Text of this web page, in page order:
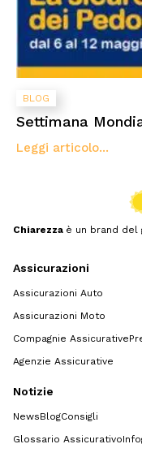
BLOG
Settimana
Leggi articolo...
Chiarezza è un brand del
Assicurazioni
Assicurazioni Auto
Assicurazioni Moto
Compagnie Assicurative
Agenzie Assicurative
Notizie
NewsBlogConsigli
Glossario Assicurativo